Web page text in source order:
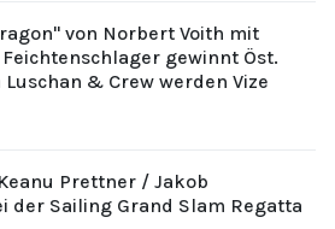
von Norbert Voith mit
gewinnt Öst.
& Crew werden Vize
Prettner / Jakob
der Sailing Grand Slam Regatta